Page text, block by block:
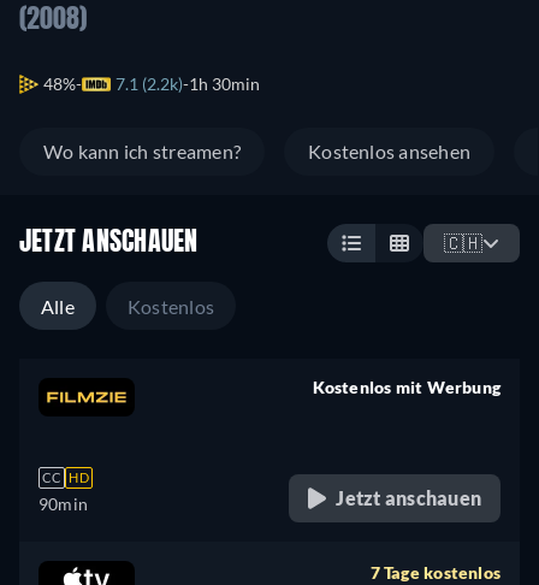
(2008)
48% 7.1 (2.2k) 1h 30min
Wo kann ich streamen? Kostenlos ansehen
JETZT ANSCHAUEN 🇨🇭
Alle Kostenlos
CC HD
90min
Kostenlos mit Werbung
Jetzt anschauen
7 Tage kostenlos